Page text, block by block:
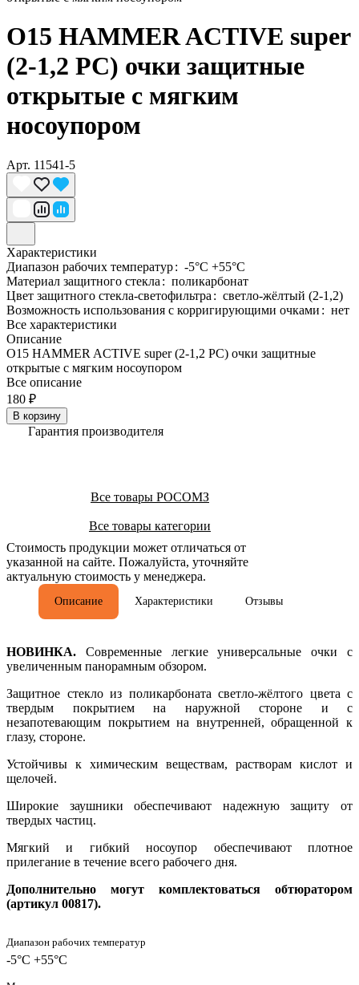
О15 HAMMER ACTIVЕ super
(2-1,2 PC) очки защитные
открытые с мягким
носоупором
Арт. 11541-5
Характеристики
Диапазон рабочих температур: -5°C +55°C
Материал защитного стекла: поликарбонат
Цвет защитного стекла-светофильтра: светло-жёлтый (2-1,2)
Возможность использования с корригирующими очками: нет
Все характеристики
Описание
О15 HAMMER ACTIVЕ super (2-1,2 PC) очки защитные
открытые с мягким носоупором
Все описание
180 ₽
В корзину
Гарантия производителя
Все товары РОСОМЗ
Все товары категории
Стоимость продукции может отличаться от
указанной на сайте. Пожалуйста, уточняйте
актуальную стоимость у менеджера.
Описание Характеристики Отзывы
НОВИНКА. Современные легкие универсальные очки с
увеличенным панорамным обзором.
Защитное стекло из поликарбоната светло-жёлтого цвета с
твердым покрытием на наружной стороне и с
незапотевающим покрытием на внутренней, обращенной к
глазу, стороне.
Устойчивы к химическим веществам, растворам кислот и
щелочей.
Широкие заушники обеспечивают надежную защиту от
твердых частиц.
Мягкий и гибкий носоупор обеспечивают плотное
прилегание в течение всего рабочего дня.
Дополнительно могут комплектоваться обтюратором
(артикул 00817).
Диапазон рабочих температур
-5°C +55°C